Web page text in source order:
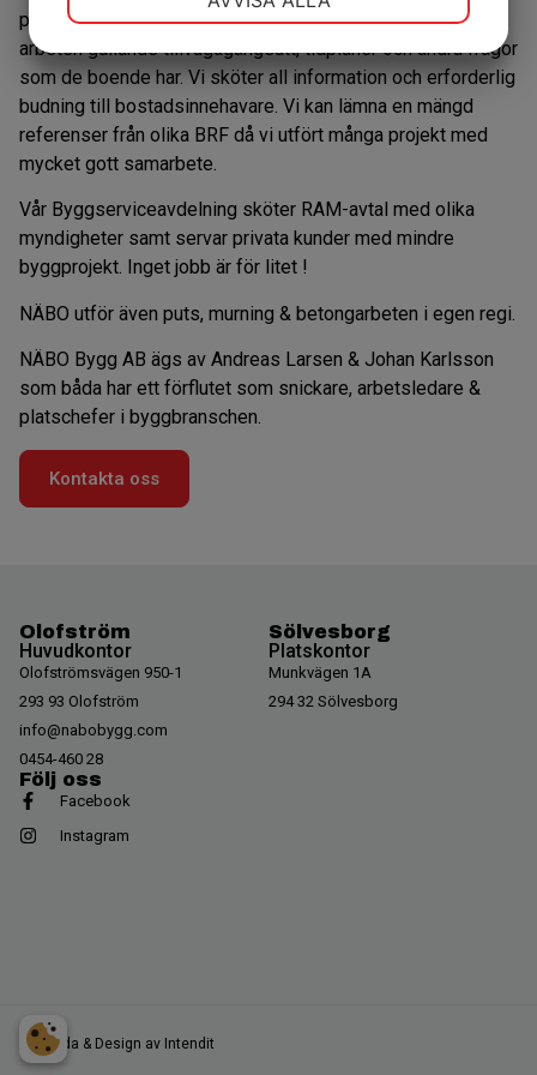
projektet och informerar era medlemmar om kommande
arbeten gällande tillvägagångsätt, tidplaner och andra frågor
som de boende har. Vi sköter all information och erforderlig
budning till bostadsinnehavare. Vi kan lämna en mängd
referenser från olika BRF då vi utfört många projekt med
mycket gott samarbete.
Vår Byggserviceavdelning sköter RAM-avtal med olika
myndigheter samt servar privata kunder med mindre
byggprojekt. Inget jobb är för litet !
NÄBO utför även puts, murning & betongarbeten i egen regi.
NÄBO Bygg AB ägs av Andreas Larsen & Johan Karlsson
som båda har ett förflutet som snickare, arbetsledare &
platschefer i byggbranschen.
Kontakta oss
Olofström
Huvudkontor
Olofströmsvägen 950-1
293 93 Olofström
info@nabobygg.com
0454-460 28
Sölvesborg
Platskontor
Munkvägen 1A
294 32 Sölvesborg
Följ oss
Facebook
Instagram
Hemsida & Design av Intendit
MARKNADSFÖRING STATISTIK